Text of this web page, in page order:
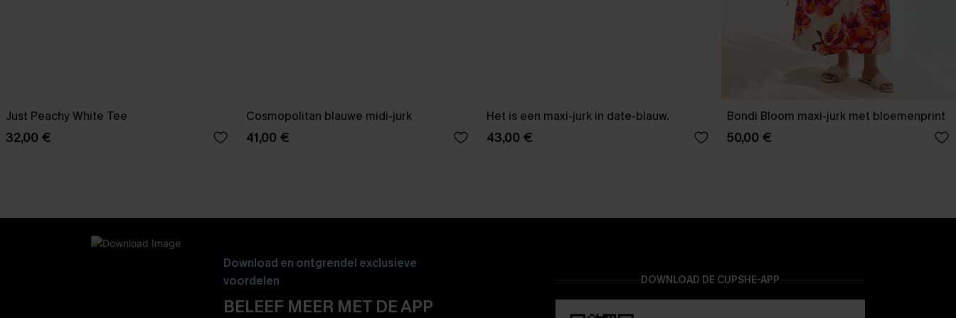
Just Peachy White Tee
32,00 €
Cosmopolitan blauwe midi-jurk
41,00 €
Het is een maxi-jurk in date-blauw.
43,00 €
Bondi Bloom maxi-jurk met bloemenprint
50,00 €
Download en ontgrendel exclusieve
voordelen
BELEEF MEER MET DE APP
DOWNLOAD DE CUPSHE-APP